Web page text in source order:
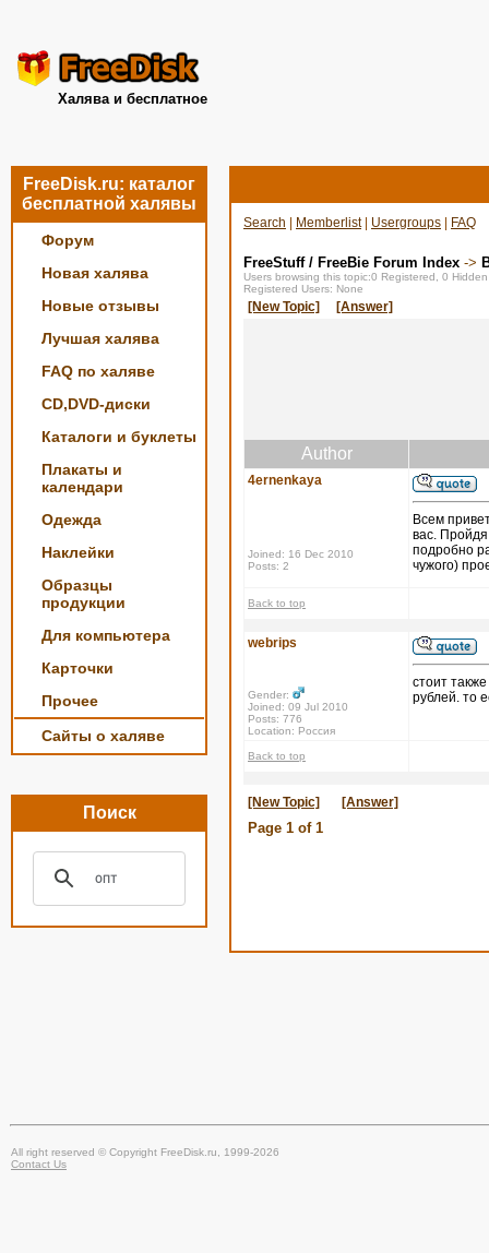
Халява и бесплатное
FreeDisk.ru: каталог
бесплатной халявы
Форум
Новая халява
Новые отзывы
Лучшая халява
FAQ по халяве
CD,DVD-диски
Каталоги и буклеты
Плакаты и
календари
Одежда
Наклейки
Образцы
продукции
Для компьютера
Карточки
Прочее
Сайты о халяве
Поиск
Search Memberlist| Usergroups FAQ
FreeStuff / FreeBie Forum Index ->
Users browsing this topic:0 Registered, 0
Registered Users: None
[New Topic] [Answer]
Author
4ernenkaya
Joined: 16 Dec 2010
Posts: 2
Всем
вас.
подробно
чужого)
Back to top
webrips
Gender:
Joined: 09 Jul 2010
Posts: 776
Location: Россия
стоит
рублей. то
Back to top
[New Topic] [Answer]
Page 1 of 1
All right reserved © Copyright FreeDisk.ru, 1999-2026
Contact Us